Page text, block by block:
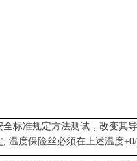
全标准规定方法测试，改变其
, 温度保险丝必须在上述温度